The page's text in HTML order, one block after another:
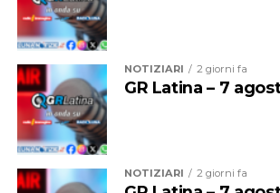
formazioni d’Eccellenza e squadre
B Nazionale, un ulteriore tassello nel
crescita tecnica.
Una crescita costante che oggi la
mettere nuovamente al servizio del
giovanile, con la convinzione che
significhi investire nel futuro del club.
NOTIZIARI 2 giorni fa
GR Latina – 7
NOTIZIARI 2 giorni fa